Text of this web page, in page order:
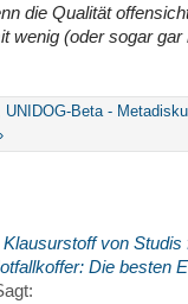
die Qualität
wenig (oder sogar
UNIDOG-Beta -
von Studis
Die besten